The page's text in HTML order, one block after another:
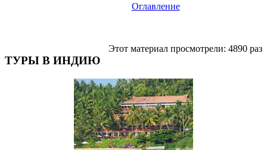
Оглавление
Этот материал просмотрели: 4890 раз
ТУРЫ В ИНДИЮ